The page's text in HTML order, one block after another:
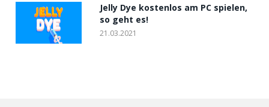
Jelly Dye kostenlos am PC spielen,
so geht es!
21.03.2021